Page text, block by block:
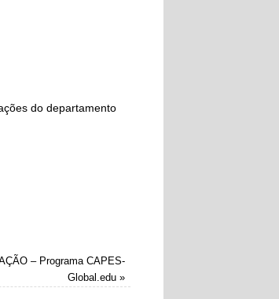
do departamento
– Programa CAPES-
Global.edu »